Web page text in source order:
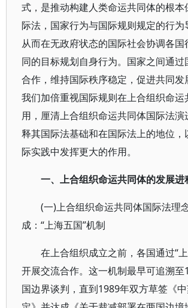
式，是推动构建人类命运共同体的根本
际法，国家行为与国际规则规定的行为
从而在无政府状态的国际社会协调各
同的目标规划自身行为。国家之间通过
合作，维持国际秩序稳定，促进共同发
我们加倍重视国际规则在上合组织命运
用，厘清上合组织命运共同体国际法演
释其国际法基础和在国际法上的地位，
际实践中发挥更大的作用。
一、上合组织命运共同体的发展进
(一)上合组织命运共同体国际法理
成：“上海五国”机制
在上合组织成立之前，各国通过“
开展交流合作。这一机制最早可追溯
国边界谈判，直到1989年双方草签《